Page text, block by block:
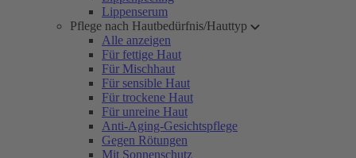
Lippenserum
Pflege nach Hautbedürfnis/Hauttyp
Alle anzeigen
Für fettige Haut
Für Mischhaut
Für sensible Haut
Für trockene Haut
Für unreine Haut
Anti-Aging-Gesichtspflege
Gegen Rötungen
Mit Sonnenschutz